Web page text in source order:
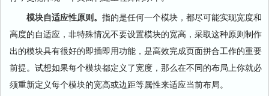
模块自适应性原则。 指的是任何一个模块，都尽可能实现宽度和
高度的自适应，非特殊情况不要设置模块的宽高，采取这种原则制作
出的模块具有很好的即插即用功能，是高效完成页面拼合工作的重要
前提。试想如果每个模块都定义了宽度，那么在不同的布局上你就必
须重新定义每个模块的宽高或边距等属性来适应当前布局。